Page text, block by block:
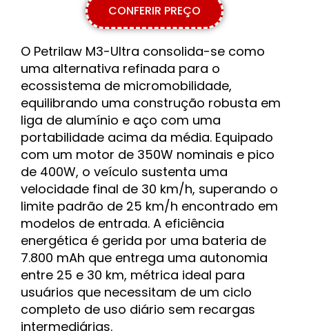
CONFERIR PREÇO
O Petrilaw M3-Ultra consolida-se como
uma alternativa refinada para o
ecossistema de micromobilidade,
equilibrando uma construção robusta em
liga de alumínio e aço com uma
portabilidade acima da média. Equipado
com um motor de 350W nominais e pico
de 400W, o veículo sustenta uma
velocidade final de 30 km/h, superando o
limite padrão de 25 km/h encontrado em
modelos de entrada. A eficiência
energética é gerida por uma bateria de
7.800 mAh que entrega uma autonomia
entre 25 e 30 km, métrica ideal para
usuários que necessitam de um ciclo
completo de uso diário sem recargas
intermediárias.